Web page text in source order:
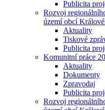
Publicita
Rozvoj
území obcí
Aktuality
Tiskové
Publicita
Komunitní práce
Aktuality
Dokumenty
Zpravodaj
Publicita
Rozvoj